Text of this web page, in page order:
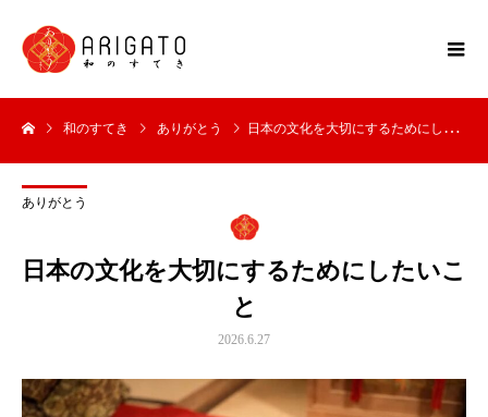
和のすてき ありがとう 日本の文化を大切にするためにしたいこと
ありがとう
日本の文化を大切にするためにしたいこ
と
2026.6.27